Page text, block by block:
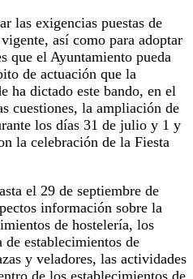
las exigencias puestas de
así como para adoptar
que el Ayuntamiento pueda
de actuación que la
ha dictado este bando, en el
cuestiones, la ampliación de
los días 31 de julio y 1 y
la celebración de la Fiesta
el 29 de septiembre de
información sobre la
de hostelería, los
establecimientos de
y veladores, las actividades
de los establecimientos de